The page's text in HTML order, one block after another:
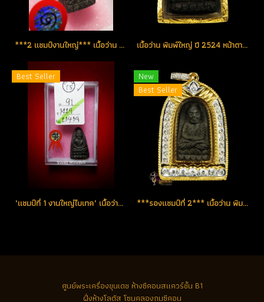
***2 แชมป์งานใหญ่*** เนื้อว่าน พิมพ์พระรอด ปี 2524 ดับเบิ้ลแชมป์ (ขายแล้ว) เนื้อว่าน พิมพ์ใหญ่ ปี 2524 หน้าตาคมชัด จมูกโด่ง บัวติดชัด ลูกบอลล์ติดเพียบ สวยจริงทุกมิติ (ขายแล้ว)
Best Seller
"แชมป์ที่ 1 งานใหญ่ไบเทค" เนื้อว่าน พิมพ์ใหญ่ ปี 2524 คมชัดลึกทุกมิติ มือก้ามปู หลังอูม ลูกบอล ทั้งแร่ และไขว่าน มาเต็มครบสูตรในองค์เดียว (ขายแล้ว)
New
Best Seller
***รองแชมป์ที่ 2*** เนื้อว่าน พิมพ์พระรอด ปี 2524 งานประกวดงานใหญ่ของสมาคมฯ (โชว์)
ศูนย์พระเครื่องขุนเดช ห้างซีคอนสแควร์ชั้น B1
ฝั่งห้างโลตัส โซนคลองถมซีคอน